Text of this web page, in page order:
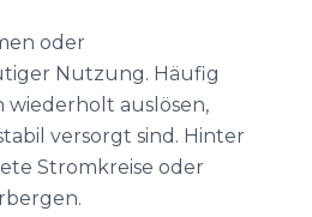
oder
Nutzung. Häufig
wiederholt auslösen,
versorgt sind. Hinter
Stromkreise oder